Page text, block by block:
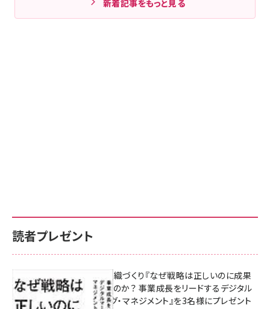
新着記事をもっと見る
読者プレゼント
成果を生む組織づくり『なぜ戦略は正しいのに成果
があがらないのか？ 事業成長をリードするデジタル
マーケティング・マネジメント』を3名様にプレゼント